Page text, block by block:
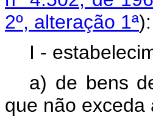
2º, alteração 1ª):
I -
a) de bens
que não exceda